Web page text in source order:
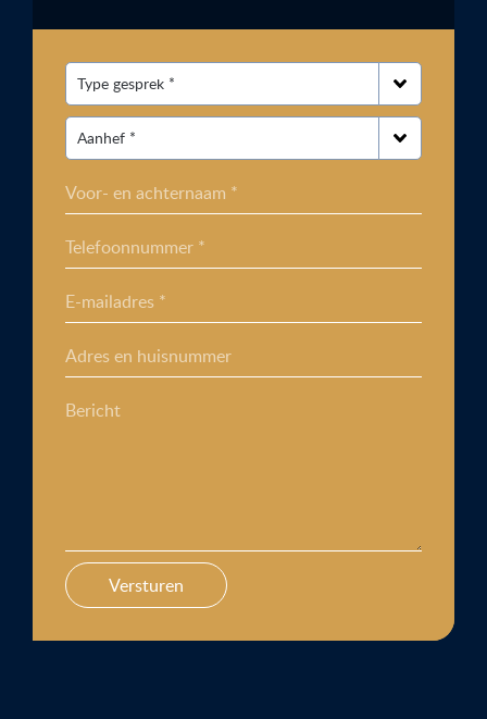
Voor- en achternaam *
Telefoonnummer *
E-mailadres *
Adres en huisnummer
Bericht
Versturen